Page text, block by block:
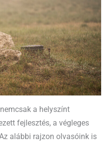
a helyszínt
fejlesztés, a végleges
alábbi rajzon olvasóink is